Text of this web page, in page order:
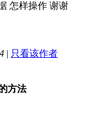
怎样操作 谢谢
| 只看该作者
方法